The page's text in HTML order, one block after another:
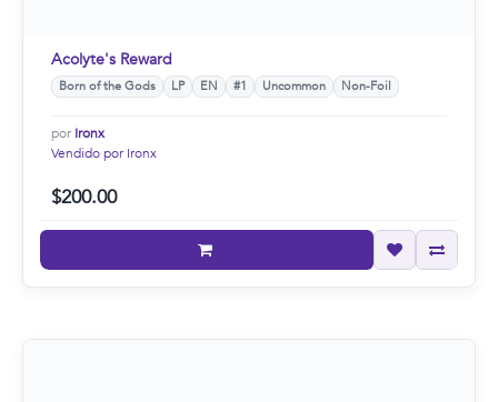
Acolyte's Reward
Born of the Gods LP EN #1 Uncommon Non-Foil
por Ironx
Vendido por Ironx
$200.00